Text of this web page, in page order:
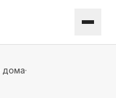
дома·